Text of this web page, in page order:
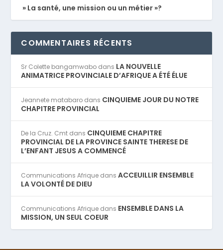
» La santé, une mission ou un métier »?
COMMENTAIRES RÉCENTS
Sr Colette bangamwabo dans LA NOUVELLE
ANIMATRICE PROVINCIALE D’AFRIQUE A ÉTÉ ÉLUE
Jeannete matabaro dans CINQUIEME JOUR DU NOTRE
CHAPITRE PROVINCIAL
De la Cruz. Cmt dans CINQUIEME CHAPITRE
PROVINCIAL DE LA PROVINCE SAINTE THERESE DE
L’ENFANT JESUS A COMMENCÉ
Communications Afrique dansACCEUILLIR ENSEMBLE
LA VOLONTÉ DE DIEU
Communications Afrique dans ENSEMBLE DANS LA
MISSION, UN SEUL COEUR